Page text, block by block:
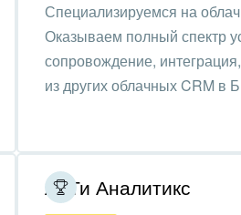
Специализируемся на
Оказываем полный спектр
сопровождение,
из других облачных CRM в
АйТи Аналитикс